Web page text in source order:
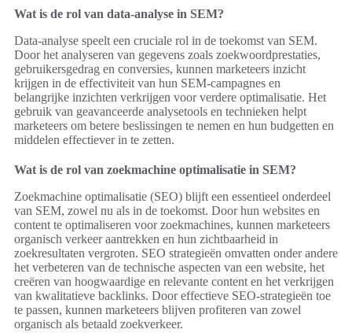
Wat is de rol van data-analyse in SEM?
Data-analyse speelt een cruciale rol in de toekomst van SEM.
Door het analyseren van gegevens zoals zoekwoordprestaties,
gebruikersgedrag en conversies, kunnen marketeers inzicht
krijgen in de effectiviteit van hun SEM-campagnes en
belangrijke inzichten verkrijgen voor verdere optimalisatie. Het
gebruik van geavanceerde analysetools en technieken helpt
marketeers om betere beslissingen te nemen en hun budgetten en
middelen effectiever in te zetten.
Wat is de rol van zoekmachine optimalisatie in SEM?
Zoekmachine optimalisatie (SEO) blijft een essentieel onderdeel
van SEM, zowel nu als in de toekomst. Door hun websites en
content te optimaliseren voor zoekmachines, kunnen marketeers
organisch verkeer aantrekken en hun zichtbaarheid in
zoekresultaten vergroten. SEO strategieën omvatten onder andere
het verbeteren van de technische aspecten van een website, het
creëren van hoogwaardige en relevante content en het verkrijgen
van kwalitatieve backlinks. Door effectieve SEO-strategieën toe
te passen, kunnen marketeers blijven profiteren van zowel
organisch als betaald zoekverkeer.